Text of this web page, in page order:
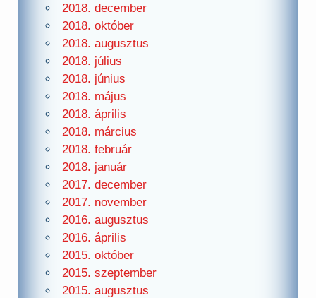
2018. december
2018. október
2018. augusztus
2018. július
2018. június
2018. május
2018. április
2018. március
2018. február
2018. január
2017. december
2017. november
2016. augusztus
2016. április
2015. október
2015. szeptember
2015. augusztus